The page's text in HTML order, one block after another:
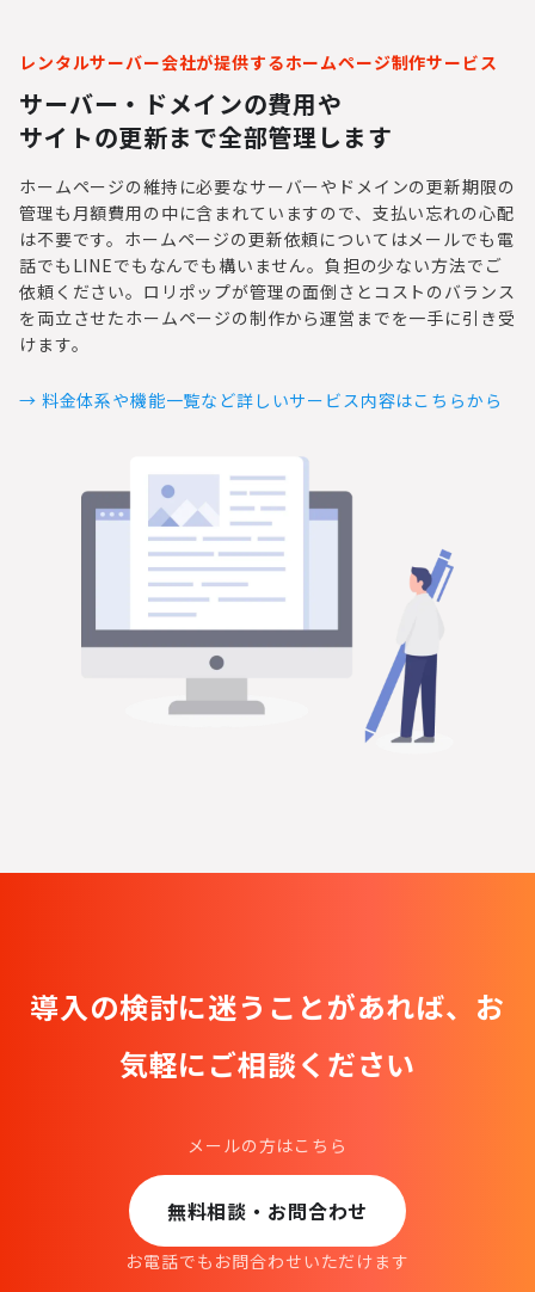
レンタルサーバー会社が提供するホームページ制作サービス
サーバー・ドメインの費用や
サイトの更新まで全部管理します
ホームページの維持に必要なサーバーやドメインの更新期限の
管理も月額費用の中に含まれていますので、支払い忘れの心配
は不要です。ホームページの更新依頼についてはメールでも電
話でもLINEでもなんでも構いません。負担の少ない方法でご
依頼ください。ロリポップが管理の面倒さとコストのバランス
を両立させたホームページの制作から運営までを一手に引き受
けます。
→ 料金体系や機能一覧など詳しいサービス内容はこちらから
導入の検討に迷うことがあれば、 お
気軽にご相談ください
メールの方はこちら
無料相談・お問合わせ
お電話でもお問合わせいただけます